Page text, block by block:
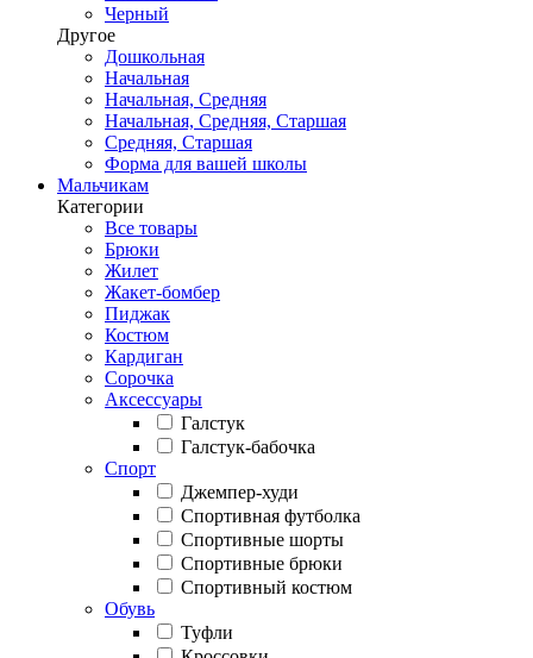
Черный
Другое
Дошкольная
Начальная
Начальная, Средняя
Начальная, Средняя, Старшая
Средняя, Старшая
Форма для вашей школы
Мальчикам
Категории
Все товары
Брюки
Жилет
Жакет-бомбер
Пиджак
Костюм
Кардиган
Сорочка
Аксессуары
Галстук
Галстук-бабочка
Спорт
Джемпер-худи
Спортивная футболка
Спортивные шорты
Спортивные брюки
Спортивный костюм
Обувь
Туфли